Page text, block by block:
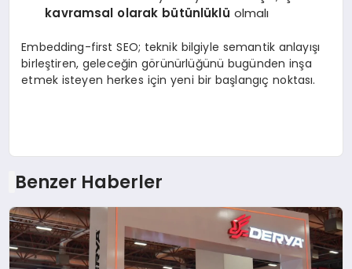
kavramsal olarak bütünlüklü olmalı
Embedding-first SEO; teknik bilgiyle semantik anlayışı
birleştiren, geleceğin görünürlüğünü bugünden inşa
etmek isteyen herkes için yeni bir başlangıç noktası.
Benzer Haberler